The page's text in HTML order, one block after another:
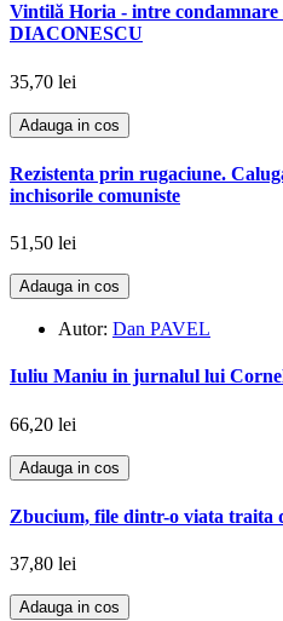
Vintilă Horia - intre condamnare
DIACONESCU
35,70 lei
Adauga in cos
Rezistenta prin rugaciune.
inchisorile comuniste
51,50 lei
Adauga in cos
Autor: Dan PAVEL
Iuliu Maniu in jurnalul lui
66,20 lei
Adauga in cos
Zbucium, file dintr-o viata
37,80 lei
Adauga in cos